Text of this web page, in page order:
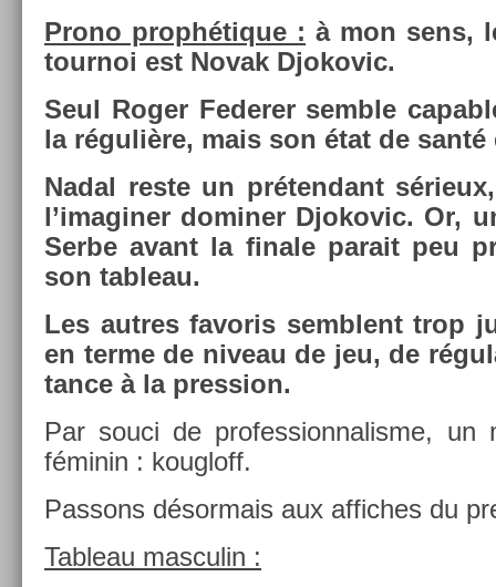
Prono prophétique : à mon sens,
tour­noi est Novak Djokovic.
Seul Roger Feder­er semble
la régulière, mais son état de
Nadal reste un préten­dant
l’imagin­er domin­er Djokovic. Or,
Serbe avant la fin­ale para­it peu
son tab­leau.
Les aut­res favoris semblent trop
en terme de niveau de jeu, de
tance à la pre­ss­ion.
Par souci de pro­fes­sion­nalis­me, un
féminin : koug­loff.
Pas­sons désor­mais aux af­fiches du
Tab­leau mas­culin :